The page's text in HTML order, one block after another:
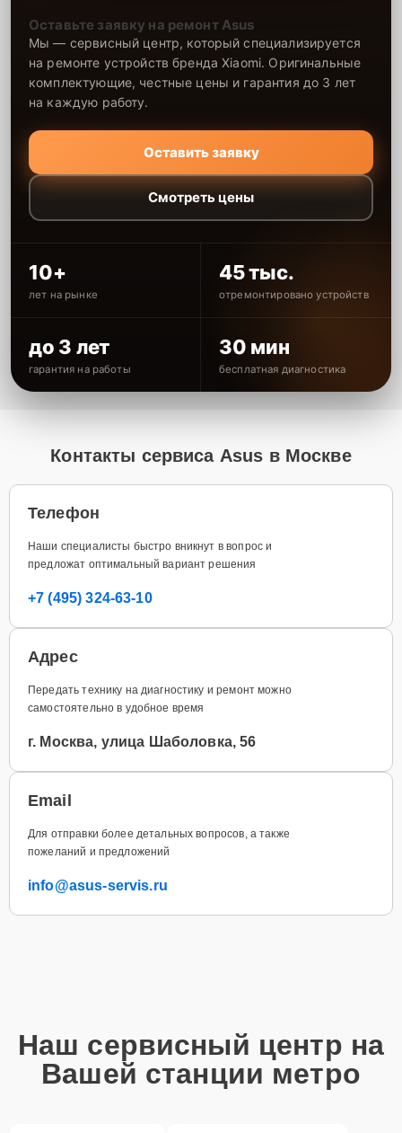
Оставьте заявку на ремонт Asus
Мы — сервисный центр, который специализируется
на ремонте устройств бренда Xiaomi. Оригинальные
комплектующие, честные цены и гарантия до 3 лет
на каждую работу.
Оставить заявку
Смотреть цены
10+
лет на рынке
45 тыс.
отремонтировано устройств
до 3 лет
гарантия на работы
30 мин
бесплатная диагностика
Контакты сервиса Asus в Москве
Телефон
Наши специалисты быстро вникнут в вопрос и
предложат оптимальный вариант решения
+7 (495) 324-63-10
Адрес
Передать технику на диагностику и ремонт можно
самостоятельно в удобное время
г. Москва, улица Шаболовка, 56
Email
Для отправки более детальных вопросов, а также
пожеланий и предложений
info@asus-servis.ru
Наш сервисный центр на
Вашей станции метро